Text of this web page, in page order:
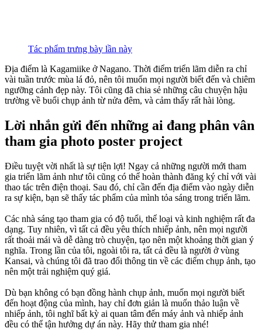
Tác phẩm trưng bày lần này
Địa điểm là Kagamiike ở Nagano. Thời điểm triển lãm diễn ra chỉ
vài tuần trước mùa lá đỏ, nên tôi muốn mọi người biết đến và chiêm
ngưỡng cảnh đẹp này. Tôi cũng đã chia sẻ những câu chuyện hậu
trường về buổi chụp ảnh từ nửa đêm, và cảm thấy rất hài lòng.
Lời nhắn gửi đến những ai đang phân vân
tham gia photo poster project
Điều tuyệt vời nhất là sự tiện lợi! Ngay cả những người mới tham
gia triển lãm ảnh như tôi cũng có thể hoàn thành đăng ký chỉ với vài
thao tác trên điện thoại. Sau đó, chỉ cần đến địa điểm vào ngày diễn
ra sự kiện, bạn sẽ thấy tác phẩm của mình tỏa sáng trong triển lãm.
Các nhà sáng tạo tham gia có độ tuổi, thể loại và kinh nghiệm rất đa
dạng. Tuy nhiên, vì tất cả đều yêu thích nhiếp ảnh, nên mọi người
rất thoải mái và dễ dàng trò chuyện, tạo nên một khoảng thời gian ý
nghĩa. Trong lần của tôi, ngoài tôi ra, tất cả đều là người ở vùng
Kansai, và chúng tôi đã trao đổi thông tin về các điểm chụp ảnh, tạo
nên một trải nghiệm quý giá.
Dù bạn không có bạn đồng hành chụp ảnh, muốn mọi người biết
đến hoạt động của mình, hay chỉ đơn giản là muốn thảo luận về
nhiếp ảnh, tôi nghĩ bất kỳ ai quan tâm đến máy ảnh và nhiếp ảnh
đều có thể tận hưởng dự án này. Hãy thử tham gia nhé!